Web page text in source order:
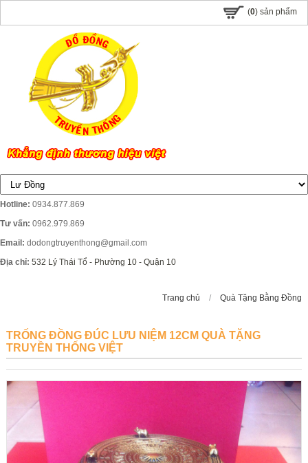
(0) sản phẩm
Hotline: 0934.877.869
Tư vấn: 0962.979.869
Email: dodongtruyenthong@gmail.com
Địa chỉ: 532 Lý Thái Tổ - Phường 10 - Quận 10
Trang chủ / Quà Tặng Bằng Đồng
TRỐNG ĐỒNG ĐÚC LƯU NIỆM 12CM QUÀ TẶNG
TRUYỀN THỐNG VIỆT